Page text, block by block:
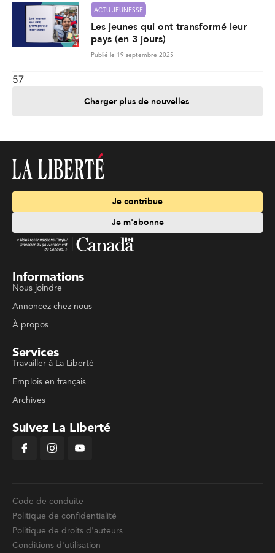
ACTU JEUNESSE
Les jeunes qui ont transformé leur
pays (en 3 jours)
Publié le 19 septembre 2025
57
Charger plus de nouvelles
Je contribue
Je m'abonne
Informations
Nous joindre
Annoncez chez nous
À propos
Services
Travailler à La Liberté
Emplois en français
Archives
Suivez La Liberté
Code de conduite
Politique de confidentialité
Politique de droits d'auteurs
Conditions d'utilisation